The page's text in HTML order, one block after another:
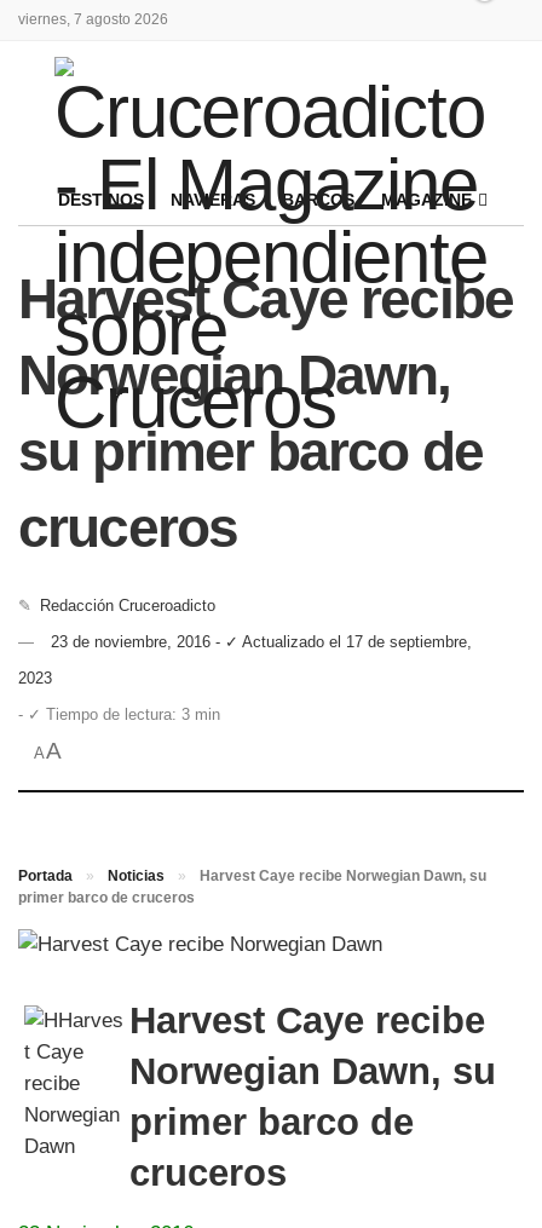
viernes, 7 agosto 2026
DESTINOS NAVIERAS BARCOS MAGAZINE
Harvest Caye recibe
Norwegian Dawn,
su primer barco de
cruceros
✎
Redacción Cruceroadicto
23 de noviembre, 2016 - ✓ Actualizado el 17 de septiembre,
2023
- ✓ Tiempo de lectura: 3 min
AA
Portada » Noticias »
Harvest Caye recibe Norwegian Dawn, su
primer barco de cruceros
Harvest Caye recibe
Norwegian Dawn, su
primer barco de
cruceros